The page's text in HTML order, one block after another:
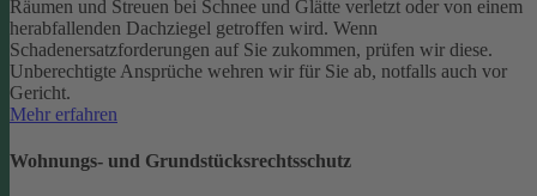
Räumen und Streuen bei Schnee und Glätte verletzt oder von einem
herabfallenden Dachziegel getroffen wird. Wenn
Schadenersatzforderungen auf Sie zukommen, prüfen wir diese.
Unberechtigte Ansprüche wehren wir für Sie ab, notfalls auch vor
Gericht.
Mehr erfahren
Wohnungs- und Grundstücksrechtsschutz